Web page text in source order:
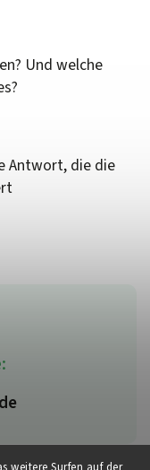
Und welche
Antwort, die die